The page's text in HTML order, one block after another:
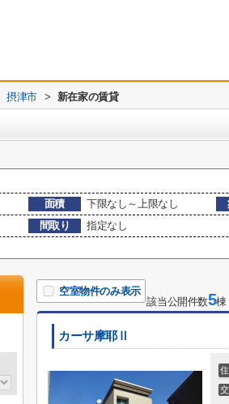
摂津市 > 新在家の賃貸
面積 下限なし～上限なし
間取り
指定なし
空室物件のみ表示
該当公開件数5
カーサ摩耶Ⅱ